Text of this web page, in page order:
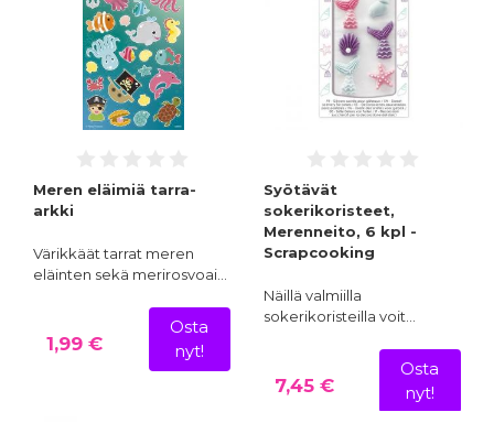
Meren eläimiä tarra-
arkki
Värikkäät tarrat meren
eläinten sekä merirosvoai…
1,99 €
Osta
nyt!
Syötävät
sokerikoristeet,
Merenneito, 6 kpl -
Scrapcooking
Näillä valmiilla
sokerikoristeilla voit…
7,45 €
Osta
nyt!